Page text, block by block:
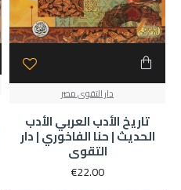
دار التقوى مصر
تاريخ الأدب العربي الأدب
الحديث | حنا الفاخوري | دار
التقوى
€22.00